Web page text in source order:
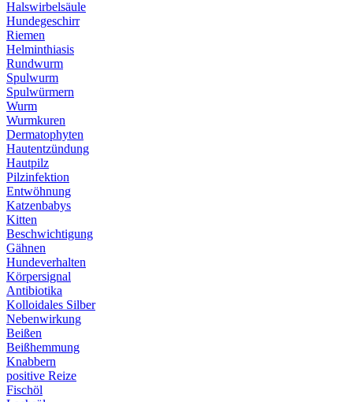
Halswirbelsäule
Hundegeschirr
Riemen
Helminthiasis
Rundwurm
Spulwurm
Spulwürmern
Wurm
Wurmkuren
Dermatophyten
Hautentzündung
Hautpilz
Pilzinfektion
Entwöhnung
Katzenbabys
Kitten
Beschwichtigung
Gähnen
Hundeverhalten
Körpersignal
Antibiotika
Kolloidales Silber
Nebenwirkung
Beißen
Beißhemmung
Knabbern
positive Reize
Fischöl